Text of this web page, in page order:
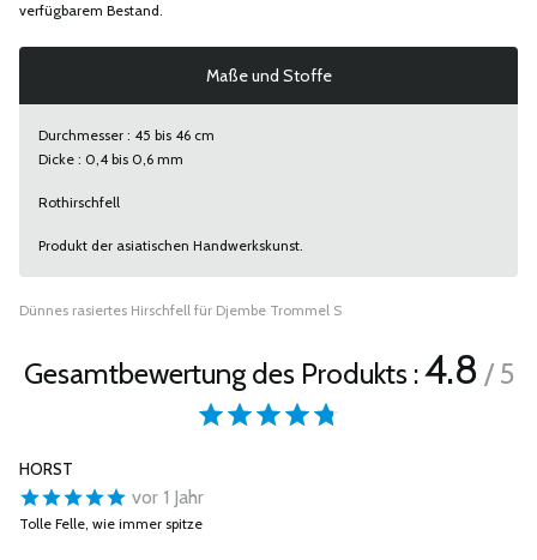
verfügbarem Bestand.
Maße und Stoffe
Durchmesser : 45 bis 46 cm
Dicke : 0,4 bis 0,6 mm
Rothirschfell
Produkt der asiatischen Handwerkskunst.
Dünnes rasiertes Hirschfell für Djembe Trommel S
Gesamtbewertung des Produkts :4.8 / 5
HORST
vor 1 Jahr
Tolle Felle, wie immer spitze